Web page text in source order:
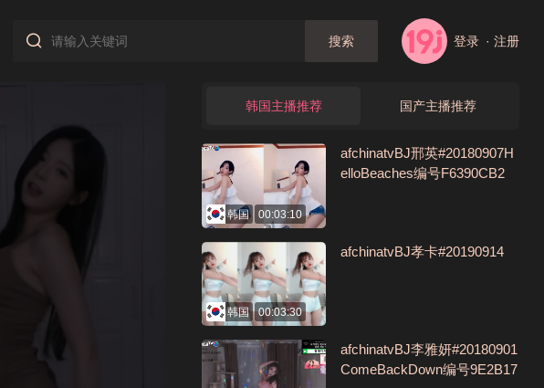
搜索 登录 · 注册
韩国主播推荐 国产主播推荐
韩国 00:03:10
afchinatvBJ邢英#20180907H
elloBeaches编号F6390CB2
韩国 00:03:30
afchinatvBJ孝卡#20190914
afchinatvBJ李雅妍#20180901
ComeBackDown编号9E2B17